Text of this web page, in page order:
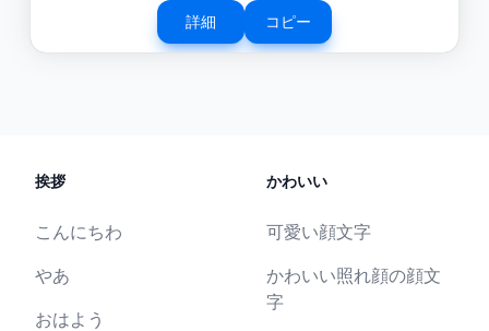
詳細 コピー
挨拶
こんにちわ
やあ
おはよう
かわいい
可愛い顔文字
かわいい照れ顔の顔文
字